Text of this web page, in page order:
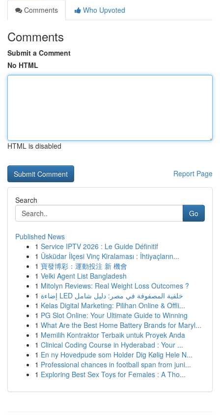
Comments
Who Upvoted
Comments
Submit a Comment
No HTML
HTML is disabled
Report Page
Search
Go
Published News
1 Service IPTV 2026 : Le Guide Définitif
1 Üsküdar İlçesi Vinç Kiralaması : İhtiyaçların...
1 寶發博彩：運動投注 新 機會
1 Velki Agent List Bangladesh
1 Mitolyn Reviews: Real Weight Loss Outcomes ?
1
إضاءة LED خلفية المصفوفة في مصر: دليل شامل
1 Kelas Digital Marketing: Pilihan Online & Offli...
1 PG Slot Online: Your Ultimate Guide to Winning
1 What Are the Best Home Battery Brands for Maryl...
1 Memilih Kontraktor Terbaik untuk Proyek Anda
1 Clinical Coding Course in Hyderabad : Your ...
1 En ny Hovedpude som Holder Dig Kølig Hele N...
1 Professional chances in football span from juni...
1 Exploring Best Sex Toys for Females : A Tho...